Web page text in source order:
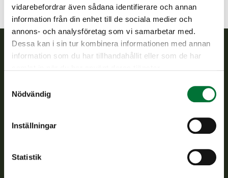
vidarebefordrar även sådana identifierare och annan
information från din enhet till de sociala medier och
annons- och analysföretag som vi samarbetar med.
Dessa kan i sin tur kombinera informationen med annan
information som du har tillhandahållit eller som de har
Nödvändig
Inställningar
Statistik
Finlands viltcentral främjar en hållbar vilthushållning, stöder
jaktvårdsföreningarnas verksamhet, ser till att viltpolitiken
som föreskrivs.